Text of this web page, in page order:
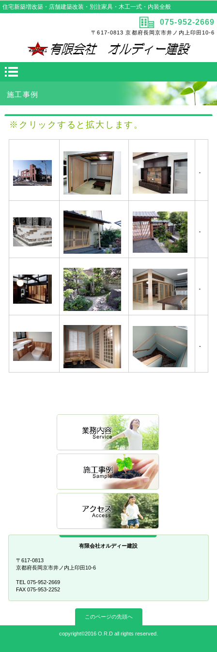
住宅新築増改築・店舗建築改装・別注家具・木工一式・内装全般
075-952-2669
〒617-0813 京都府長岡京市井ノ内上印田10-6
施工事例
※クリックすると拡大します。
このページの先頭へ
有限会社オルディー建設
〒617-0813
京都府長岡京市井ノ内上印田10-6
TEL 075-952-2669
FAX 075-953-2252
copyright©2016 O.R.D all rights reserved.